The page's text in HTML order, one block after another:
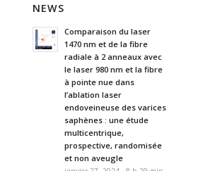
NEWS
Comparaison du laser
1470 nm et de la fibre
radiale à 2 anneaux avec
le laser 980 nm et la fibre
à pointe nue dans
l’ablation laser
endoveineuse des varices
saphènes : une étude
multicentrique,
prospective, randomisée
et non aveugle